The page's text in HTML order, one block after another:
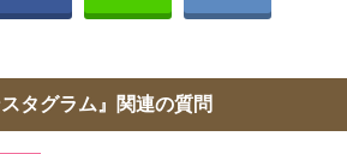
スタグラム』関連の質問